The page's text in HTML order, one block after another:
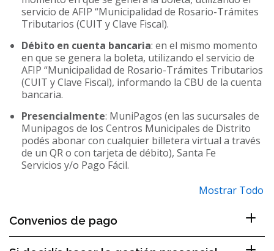
servicio de AFIP “Municipalidad de Rosario-Trámites
Tributarios (CUIT y Clave Fiscal).
Débito en cuenta bancaria: en el mismo momento
en que se genera la boleta, utilizando el servicio de
AFIP “Municipalidad de Rosario-Trámites Tributarios
(CUIT y Clave Fiscal), informando la CBU de la cuenta
bancaria.
Presencialmente: MuniPagos (en las sucursales de
Munipagos de los Centros Municipales de Distrito
podés abonar con cualquier billetera virtual a través
de un QR o con tarjeta de débito), Santa Fe
Servicios y/o Pago Fácil.
Mostrar Todo
Convenios de pago